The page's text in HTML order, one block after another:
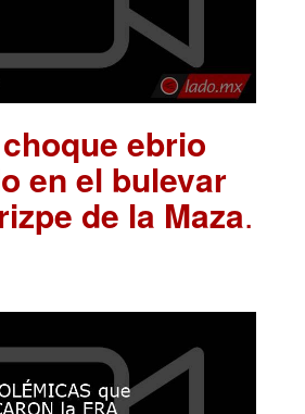
ebrio
en el bulevar
de la Maza.